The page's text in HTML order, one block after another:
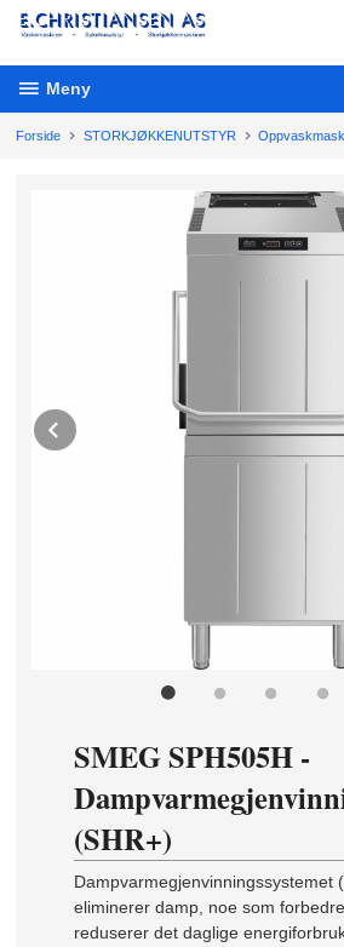
Gå
innholdet
Meny
Forside STORKJØKKENUTSTYR
Prev
SMEG SPH505H -
(SHR+)
Dampvarmegjenvinningssystemet
eliminerer damp, noe som
reduserer det daglige